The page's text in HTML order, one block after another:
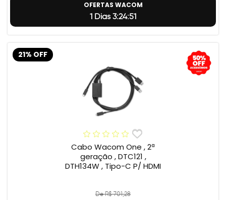
OFERTAS WACOM
1 Dias 3:24:50
21% OFF
Cabo Wacom One , 2ª
geração , DTC121 ,
DTH134W , Tipo-C P/ HDMI
De R$ 701,28